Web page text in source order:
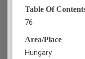
Table Of
76
Area/Place
Hungary